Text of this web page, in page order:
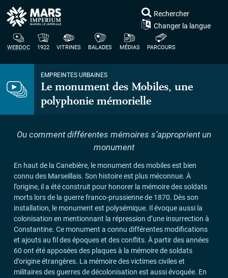
WEBDOC 1922 VITRINES BALADES MÉDIAS PARCOURS
Rechercher
Changer la langue
EMPREINTES URBAINES
Le monument des Mobiles, une
polyphonie mémorielle
Ou comment différentes mémoires s’approprient un
monument
En haut de la Canebière, le monument des mobiles est bien
connu des Marseillais. Son histoire est plus méconnue. À
l’origine, il a été construit pour honorer la mémoire des soldats
morts lors de la guerre franco-prussienne de 1870. Dès son
installation, le monument est polysémique. Il évoque aussi la
colonisation en mentionnant la répression d’une insurrection à
Constantine. Ce monument a connu différentes modifications
et ajouts au fil des époques et des conflits. À partir des années
60 ont été apposées des plaques à la mémoire de soldats
d’origine étrangères. La mémoire des victimes civiles et
militaires des guerres de décolonisation est aussi évoquée. En